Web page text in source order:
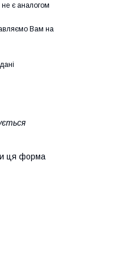
не є аналогом
Вам на
ця форма